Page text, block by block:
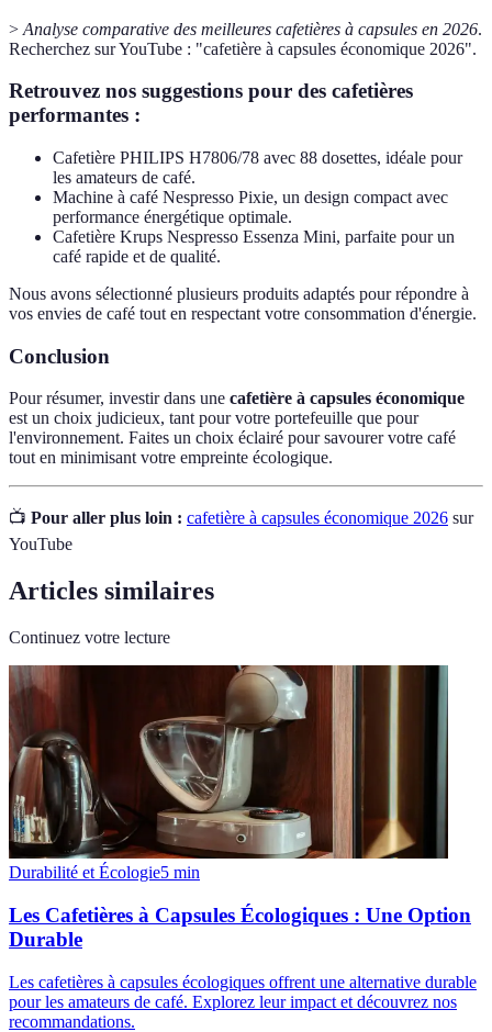
> Analyse comparative des meilleures cafetières à capsules en 2026.
Recherchez sur YouTube : "cafetière à capsules économique 2026".
Retrouvez nos suggestions pour des cafetières
performantes :
Cafetière PHILIPS H7806/78 avec 88 dosettes, idéale pour
les amateurs de café.
Machine à café Nespresso Pixie, un design compact avec
performance énergétique optimale.
Cafetière Krups Nespresso Essenza Mini, parfaite pour un
café rapide et de qualité.
Nous avons sélectionné plusieurs produits adaptés pour répondre à
vos envies de café tout en respectant votre consommation d'énergie.
Conclusion
Pour résumer, investir dans une cafetière à capsules économique
est un choix judicieux, tant pour votre portefeuille que pour
l'environnement. Faites un choix éclairé pour savourer votre café
tout en minimisant votre empreinte écologique.
📺 Pour aller plus loin : cafetière à capsules économique 2026 sur
YouTube
Articles similaires
Continuez votre lecture
Durabilité et Écologie5 min
Les Cafetières à Capsules Écologiques : Une Option
Durable
Les cafetières à capsules écologiques offrent une alternative durable
pour les amateurs de café. Explorez leur impact et découvrez nos
recommandations.